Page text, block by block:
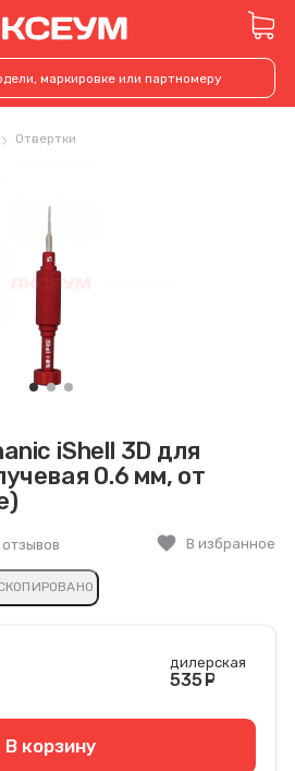
Отвертки
iShell 3D для
0.6 мм, от
favorite В избранное
дилерская
535
В корзину